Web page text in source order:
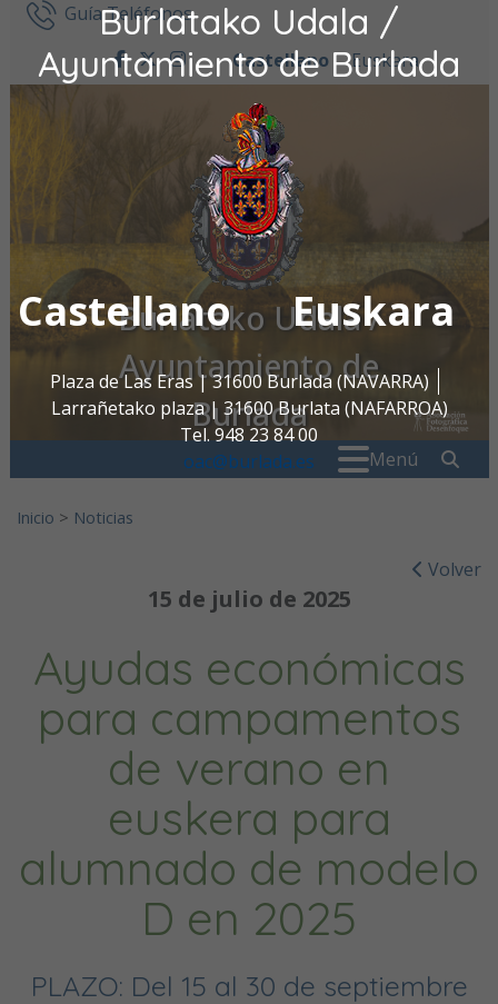
Burlatako Udala /
Ayuntamiento de Burlada
Castellano Euskara
Plaza de Las Eras | 31600 Burlada (NAVARRA)
Larrañetako plaza | 31600 Burlata (NAFARROA)
Tel. 948 23 84 00
oac@burlada.es
Ir al contenidoGuía Teléfonos
facebook
twitter
instagram
Castellano Euskara
Burlatako Udala /
Ayuntamiento de
Burlada
Menú
Inicio > Noticias
Volver
15 de julio de 2025
Ayudas económicas
para campamentos
de verano en
euskera para
alumnado de modelo
D en 2025
PLAZO: Del 15 al 30 de septiembre